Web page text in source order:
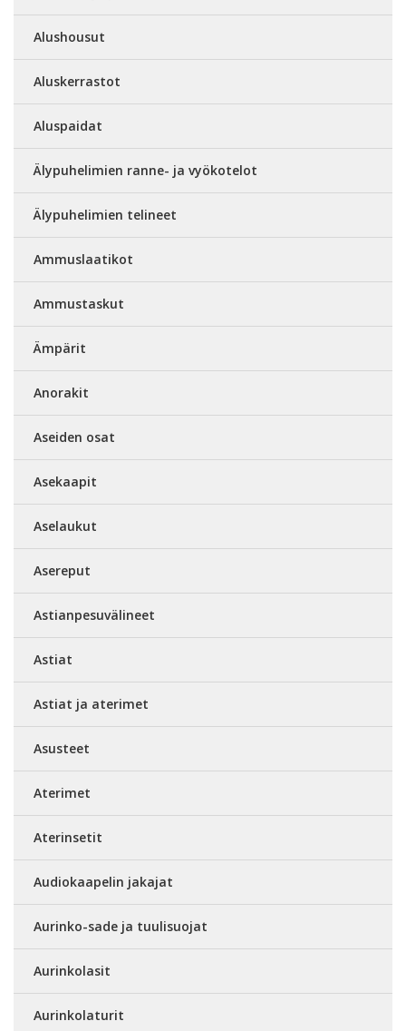
Alushousut
Aluskerrastot
Aluspaidat
Älypuhelimien ranne- ja vyökotelot
Älypuhelimien telineet
Ammuslaatikot
Ammustaskut
Ämpärit
Anorakit
Aseiden osat
Asekaapit
Aselaukut
Asereput
Astianpesuvälineet
Astiat
Astiat ja aterimet
Asusteet
Aterimet
Aterinsetit
Audiokaapelin jakajat
Aurinko-sade ja tuulisuojat
Aurinkolasit
Aurinkolaturit